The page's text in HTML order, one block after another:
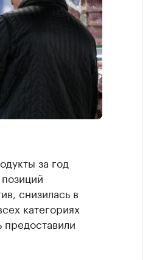
за год
снизилась в
категориях